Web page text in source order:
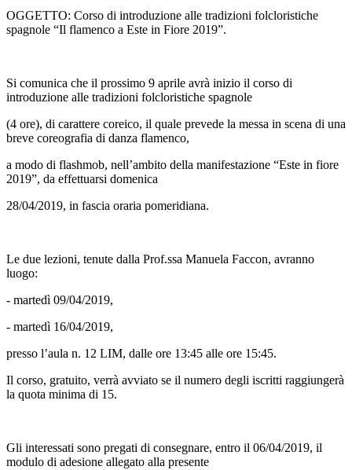
OGGETTO: Corso di introduzione alle tradizioni folcloristiche
spagnole “Il flamenco a Este in Fiore 2019”.
Si comunica che il prossimo 9 aprile avrà inizio il corso di
introduzione alle tradizioni folcloristiche spagnole
(4 ore), di carattere coreico, il quale prevede la messa in scena di una
breve coreografia di danza flamenco,
a modo di flashmob, nell’ambito della manifestazione “Este in fiore
2019”, da effettuarsi domenica
28/04/2019, in fascia oraria pomeridiana.
Le due lezioni, tenute dalla Prof.ssa Manuela Faccon, avranno
luogo:
- martedì 09/04/2019,
- martedì 16/04/2019,
presso l’aula n. 12 LIM, dalle ore 13:45 alle ore 15:45.
Il corso, gratuito, verrà avviato se il numero degli iscritti raggiungerà
la quota minima di 15.
Gli interessati sono pregati di consegnare, entro il 06/04/2019, il
modulo di adesione allegato alla presente